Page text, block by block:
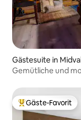
Gästesuite in
Gemütliche und
Beliebter Gäste-
Gäste-Favorit